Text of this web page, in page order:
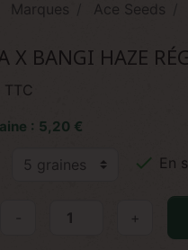
Marques Ace Seeds
X BANGI HAZE
TTC
: 5,20 €
 En
+